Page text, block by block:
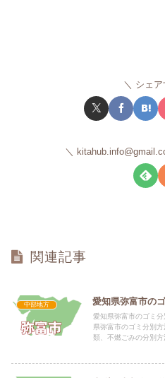
シェア
関連記事
中部地方 愛知県弥富市の
愛知県弥富市のゴミ
県弥富市のゴミ分別
類、不燃ごみの分別